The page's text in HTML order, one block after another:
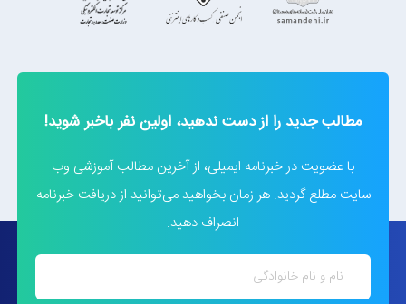
مطالب جدید را از دست ندهید، اولین نفر باخبر شوید!
با عضویت در خبرنامه ایمیلی، از آخرین مطالب آموزشی وب
سایت مطلع گردید. هر زمان بخواهید می‌توانید از دریافت خبرنامه
انصراف دهید.